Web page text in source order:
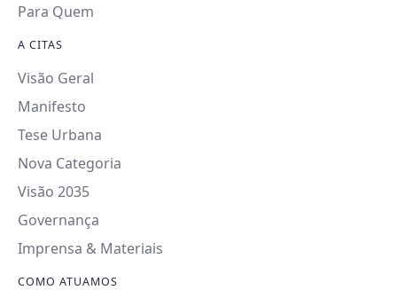
Para Quem
A CITAS
Visão Geral
Manifesto
Tese Urbana
Nova Categoria
Visão 2035
Governança
Imprensa & Materiais
COMO ATUAMOS